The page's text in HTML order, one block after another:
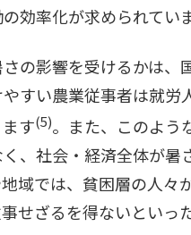
効率化が求められていま
の影響を受けるかは
すい農業従事者は就
す(5)。また、このよう
、社会・経済全体が
域では、貧困層の人
せざるを得ないといっ